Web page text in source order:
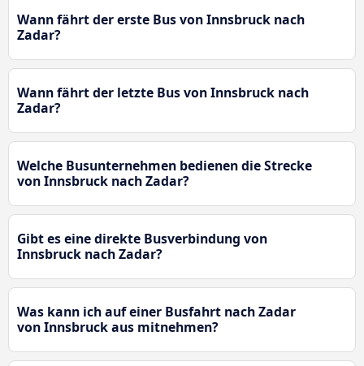
Wann fährt der erste Bus von Innsbruck nach
Zadar?
Wann fährt der letzte Bus von Innsbruck nach
Zadar?
Welche Busunternehmen bedienen die Strecke
von Innsbruck nach Zadar?
Gibt es eine direkte Busverbindung von
Innsbruck nach Zadar?
Was kann ich auf einer Busfahrt nach Zadar
von Innsbruck aus mitnehmen?